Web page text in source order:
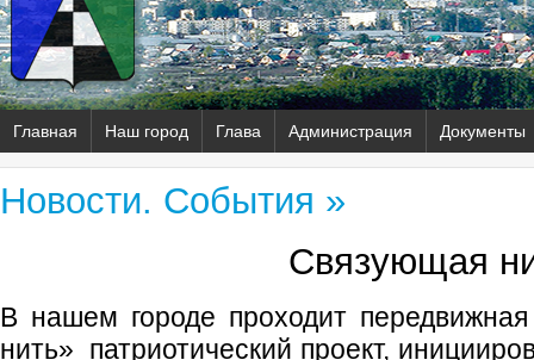
Главная Наш город Глава Администрация Документы
Новости. События »
Связующая
В нашем городе проходит
нить» патриотический проект,